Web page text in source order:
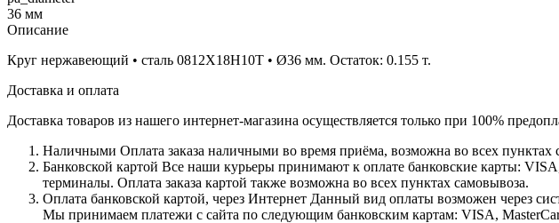
36 мм
Описание
Круг нержавеющий • сталь 0812Х18Н10Т • Ø36 мм. Остаток: 0.155 т.
Доставка и оплата
Доставка товаров из нашего интернет-магазина осуществляется только при 100%
Наличными Оплата заказа наличными во время приёма, возможна во всех пунктах
Банковской картой Все наши курьеры принимают к оплате банковские карты:
терминалы. Оплата заказа картой также возможна во всех пунктах самовывоза.
Оплата банковской картой, через Интернет Данный вид оплаты возможен через
Мы принимаем платежи с сайта по следующим банковским картам: VISA,